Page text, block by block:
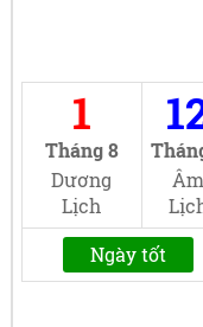
1
Tháng 8
Dương
Lịch
Âm
Ngày tốt